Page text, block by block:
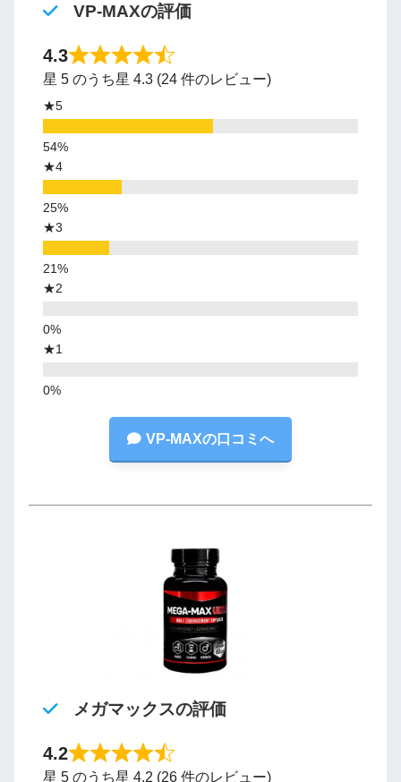
VP-MAXの評価
4.3
星 5 のうち星 4.3 (24 件のレビュー)
★5
★4
★3
★2
★1
VP-MAXの口コミへ
メガマックスの評価
4.2
星 5 のうち星 4.2 (26 件のレビュー)